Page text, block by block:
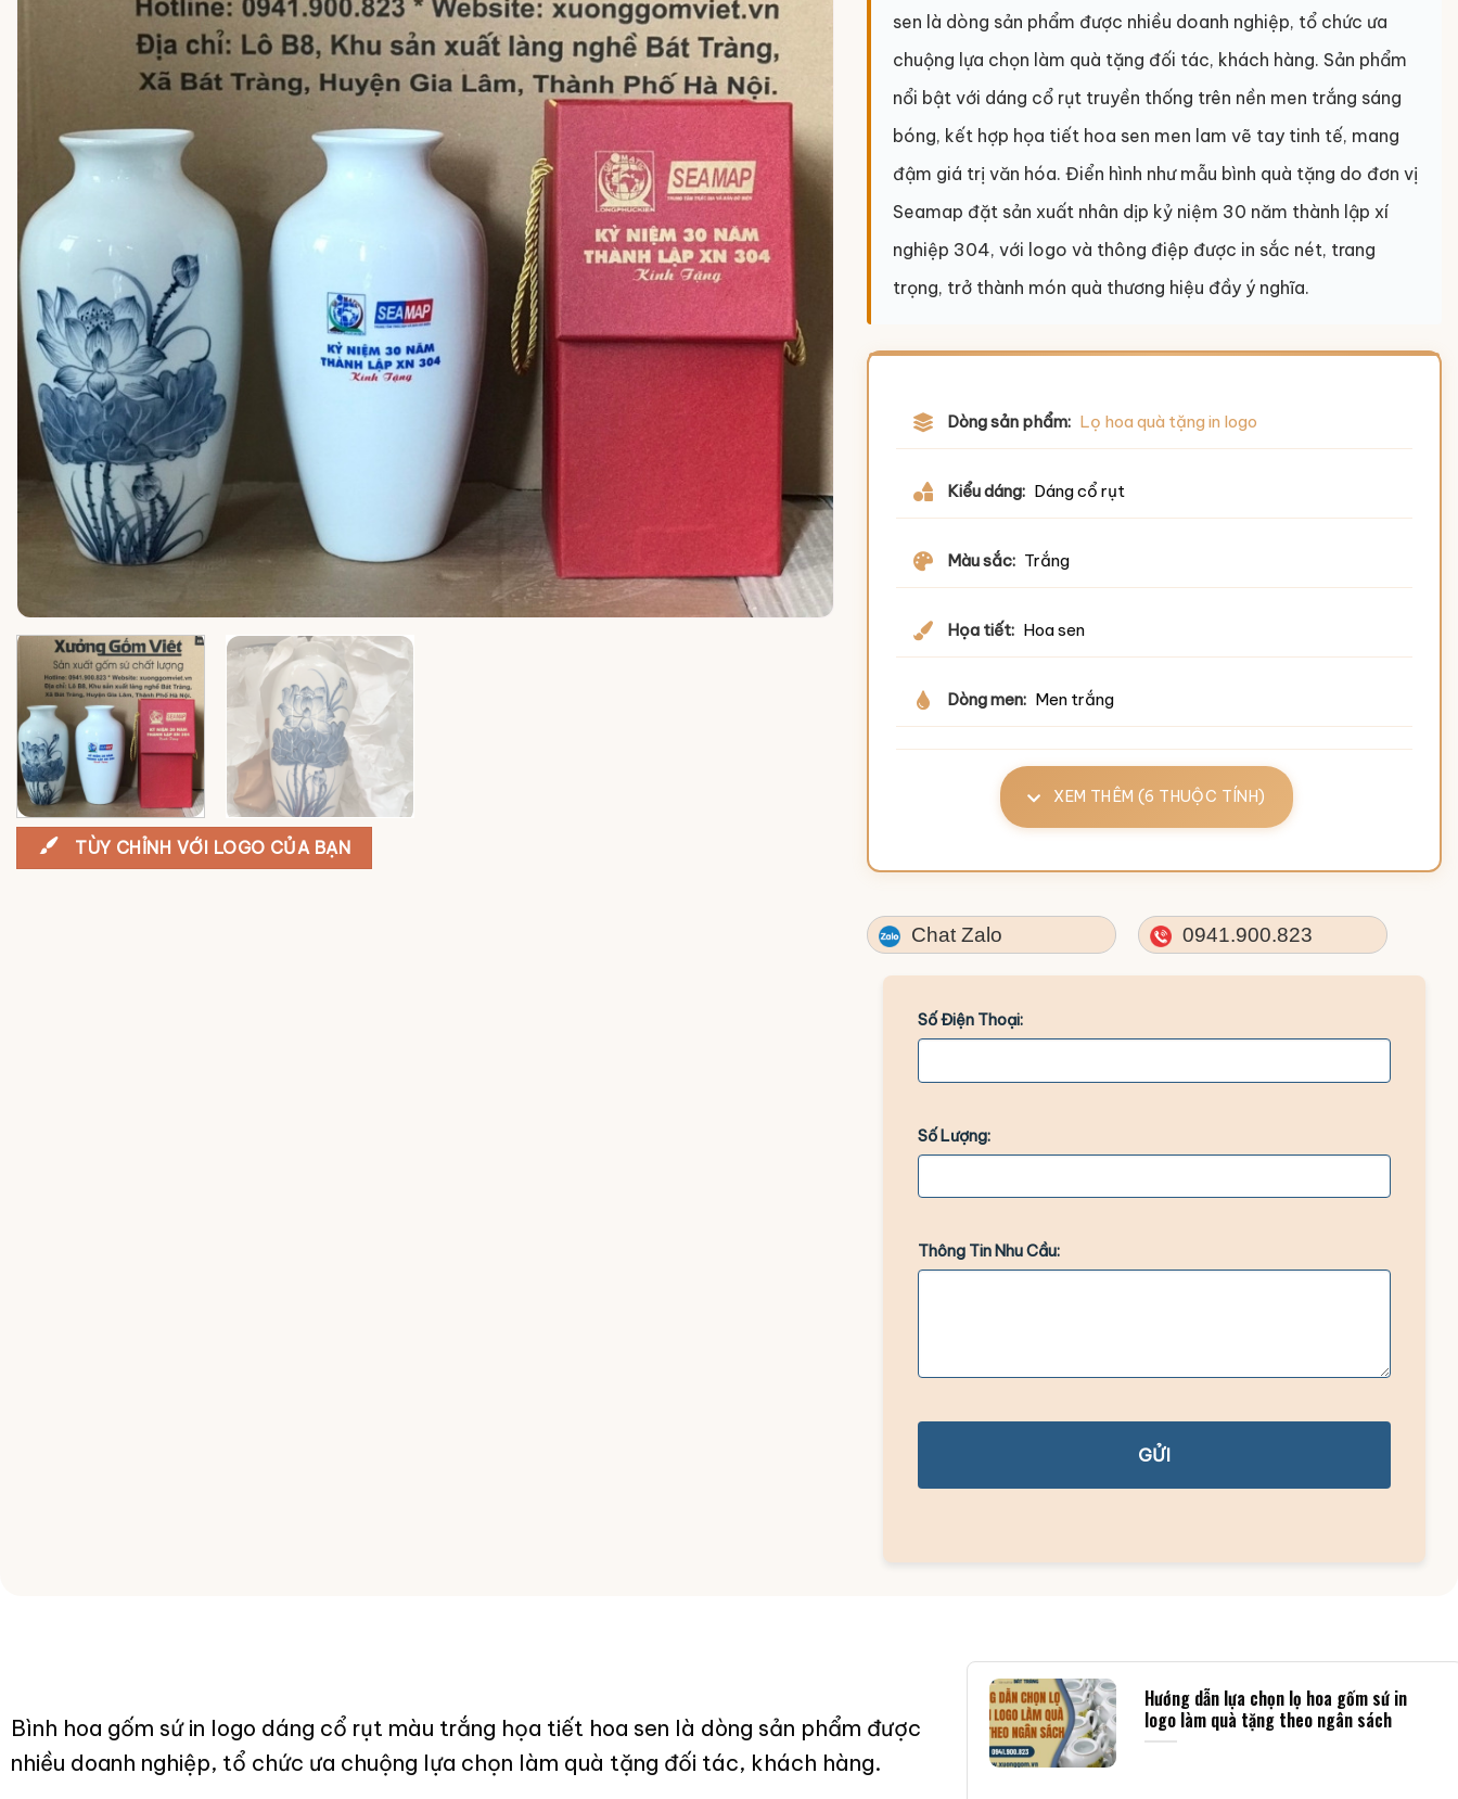
TÙY CHỈNH VỚI LOGO CỦA BẠN
sen là dòng sản phẩm được nhiều doanh nghiệp, tổ chức ưa
chuộng lựa chọn làm quà tặng đối tác, khách hàng. Sản phẩm
nổi bật với dáng cổ rụt truyền thống trên nền men trắng sáng
bóng, kết hợp họa tiết hoa sen men lam vẽ tay tinh tế, mang
đậm giá trị văn hóa. Điển hình như mẫu bình quà tặng do đơn vị
Seamap đặt sản xuất nhân dịp kỷ niệm 30 năm thành lập xí
nghiệp 304, với logo và thông điệp được in sắc nét, trang
trọng, trở thành món quà thương hiệu đầy ý nghĩa.
Dòng sản phẩm: Lọ hoa quà tặng in logo
Kiểu dáng: Dáng cổ rụt
Màu sắc: Trắng
Họa tiết: Hoa sen
Dòng men: Men trắng
XEM THÊM (6 THUỘC TÍNH)
Chat Zalo 0941.900.823
Số Điện Thoại:
Số Lượng:
Thông Tin Nhu Cầu:
GỬI
Bình hoa gốm sứ in logo dáng cổ rụt màu trắng họa tiết hoa sen là dòng sản phẩm được
nhiều doanh nghiệp, tổ chức ưa chuộng lựa chọn làm quà tặng đối tác, khách hàng.
Hướng dẫn lựa chọn lọ hoa gốm sứ in
logo làm quà tặng theo ngân sách